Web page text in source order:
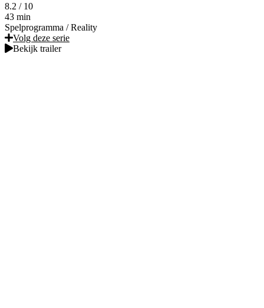
8.2 / 10
43 min
Spelprogramma / Reality
Volg deze serie
Bekijk trailer